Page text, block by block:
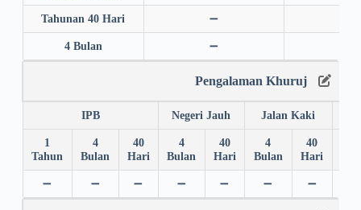
Tahunan 40 Hari ➖
4 Bulan ➖
Pengalaman Khuruj
IPB Negeri Jauh Jalan Kaki
1
Tahun
4
Bulan
40
Hari
4
Bulan
40
Hari
4
Bulan
40
Hari
➖ ➖ ➖ ➖ ➖ ➖ ➖